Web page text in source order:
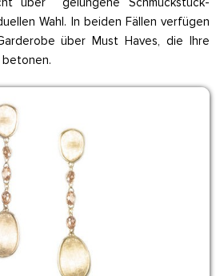
Wahl. In beiden Fällen verfügen
über Must Haves, die Ihre